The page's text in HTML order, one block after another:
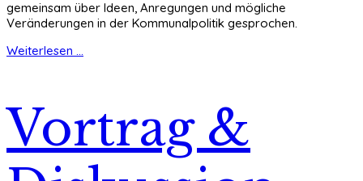
gemeinsam über Ideen, Anregungen und mögliche
Veränderungen in der Kommunalpolitik gesprochen.
Weiterlesen ...
Vortrag &